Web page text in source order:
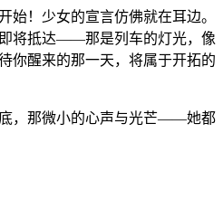
始！少女的宣言仿佛就在耳边。
将抵达——那是列车的灯光，像
你醒来的那一天，将属于开拓的
，那微小的心声与光芒——她都